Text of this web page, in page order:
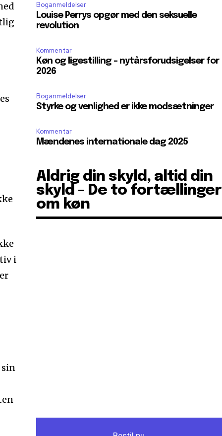
i
Boganmeldelser
Louise Perrys opgør med den seksuelle
revolution
Kommentar
Køn og ligestilling – nytårsforudsigelser for
2026
Boganmeldelser
Styrke og venlighed er ikke modsætninger
Kommentar
Mændenes internationale dag 2025
Aldrig din skyld, altid din
skyld - De to fortællinger
om køn